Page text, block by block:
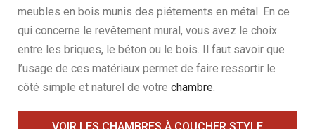
meubles en bois munis des piétements en métal. En ce
qui concerne le revêtement mural, vous avez le choix
entre les briques, le béton ou le bois. Il faut savoir que
l’usage de ces matériaux permet de faire ressortir le
côté simple et naturel de votre chambre.